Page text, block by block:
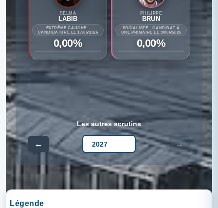
SELMA
LABIB
EXTRÊME GAUCHE -
CANDIDATURE LE 17/06/2026
0,00%
PHILIPPE
BRUN
SOCIALISTE - CANDIDAT À
UNE PRIMAIRE LE 30/06/2026
0,00%
Les autres scrutins
← →
Légende